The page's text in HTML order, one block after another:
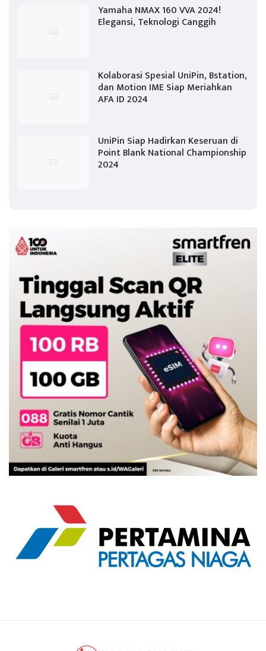
Yamaha NMAX 160 VVA 2024!
Elegansi, Teknologi Canggih
Kolaborasi Spesial UniPin, Bstation,
dan Motion IME Siap Meriahkan
AFA ID 2024
UniPin Siap Hadirkan Keseruan di
Point Blank National Championship
2024